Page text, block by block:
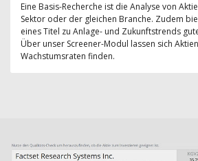
Eine Basis-Recherche ist die Analyse von
Sektor oder der gleichen Branche. Zudem
eines Titel zu Anlage- und Zukunftstrends
Über unser Screener-Modul lassen sich
Wachstumsraten finden.